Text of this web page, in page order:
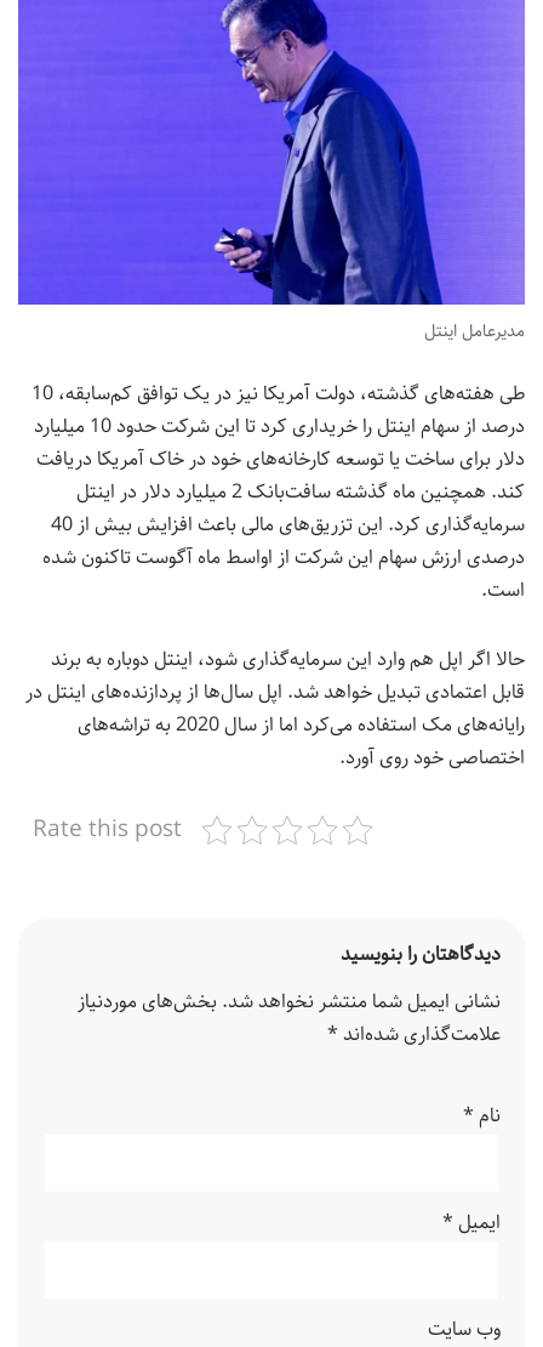
مدیرعامل اینتل
طی هفته‌های گذشته، دولت آمریکا نیز در یک توافق کم‌سابقه، 10
درصد از سهام اینتل را خریداری کرد تا این شرکت حدود 10 میلیارد
دلار برای ساخت یا توسعه کارخانه‌های خود در خاک آمریکا دریافت
کند. همچنین ماه گذشته سافت‌بانک 2 میلیارد دلار در اینتل
سرمایه‌گذاری کرد. این تزریق‌های مالی باعث افزایش بیش از 40
درصدی ارزش سهام این شرکت از اواسط ماه آگوست تاکنون شده
است.
حالا اگر اپل هم وارد این سرمایه‌گذاری شود، اینتل دوباره به برند
قابل اعتمادی تبدیل خواهد شد. اپل سال‌ها از پردازنده‌های اینتل در
رایانه‌های مک استفاده می‌کرد اما از سال 2020 به تراشه‌های
اختصاصی خود روی آورد.
Rate this post
دیدگاهتان را بنویسید
نشانی ایمیل شما منتشر نخواهد شد. بخش‌های موردنیاز
علامت‌گذاری شده‌اند *
نام *
ایمیل *
وب‌ سایت